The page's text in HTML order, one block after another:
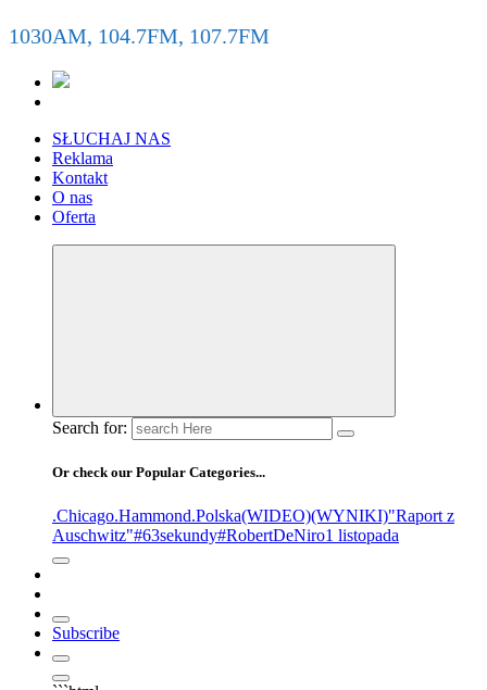
1030AM, 104.7FM, 107.7FM
SŁUCHAJ NAS
Reklama
Kontakt
O nas
Oferta
Search for:
Or check our Popular Categories...
.Chicago.Hammond.Polska(WIDEO)(WYNIKI)"Raport z
Auschwitz"#63sekundy#RobertDeNiro1 listopada
Subscribe